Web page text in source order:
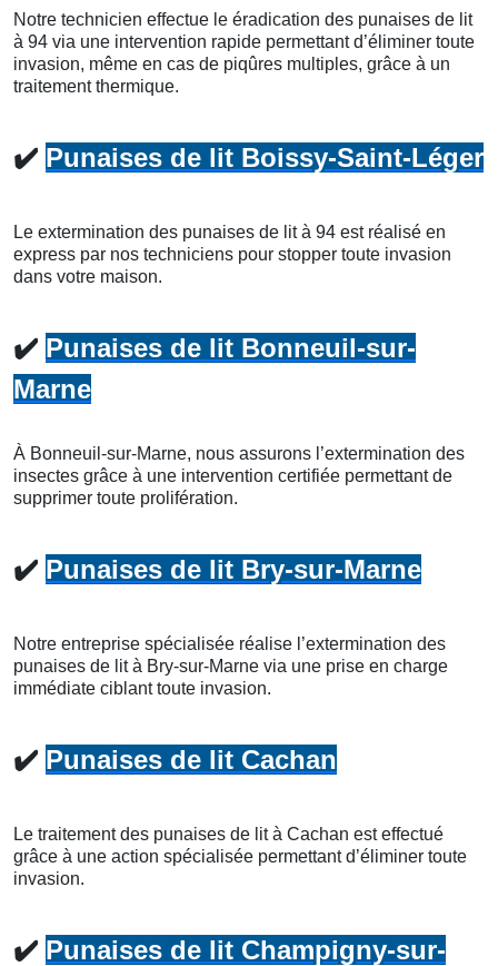
Notre technicien effectue le éradication des punaises de lit
à 94 via une intervention rapide permettant d’éliminer toute
invasion, même en cas de piqûres multiples, grâce à un
traitement thermique.
✔️ Punaises de lit Boissy-Saint-Léger
Le extermination des punaises de lit à 94 est réalisé en
express par nos techniciens pour stopper toute invasion
dans votre maison.
✔️ Punaises de lit Bonneuil-sur-
Marne
À Bonneuil-sur-Marne, nous assurons l’extermination des
insectes grâce à une intervention certifiée permettant de
supprimer toute prolifération.
✔️ Punaises de lit Bry-sur-Marne
Notre entreprise spécialisée réalise l’extermination des
punaises de lit à Bry-sur-Marne via une prise en charge
immédiate ciblant toute invasion.
✔️ Punaises de lit Cachan
Le traitement des punaises de lit à Cachan est effectué
grâce à une action spécialisée permettant d’éliminer toute
invasion.
✔️ Punaises de lit Champigny-sur-